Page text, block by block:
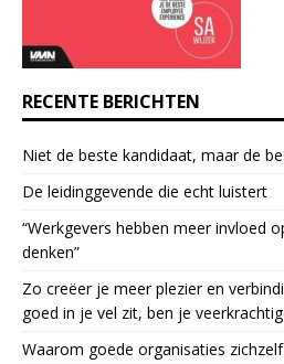
.
l
e
a
s
e
l
a
v
RECENTE BERICHTEN
Niet de beste kandidaat, maar de
De leidinggevende die echt luistert
“Werkgevers hebben meer invloed
denken”
Zo creëer je meer plezier en
goed in je vel zit, ben je
Waarom goede organisaties